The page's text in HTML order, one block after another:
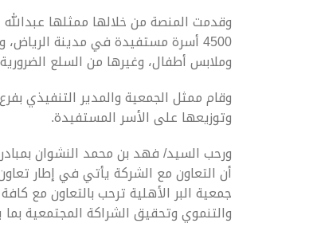
وقدمت المنصة من خلالها ممثلها
4500 أسرة مستفيدة في مدينة
وملابس أطفال، وغيرها من السلع
وقام ممثل الجمعية والمدير التنفيذي
وتوزيعها على الأسر المستفيدة.
ورحب السيد/ فهد بن محمد النشوان
أن التعاون مع الشركة يأتي في إطار
جمعية البر الأهلية ترحب بالتعاون مع
والتنموي وتحقيق الشراكة المجتمعية